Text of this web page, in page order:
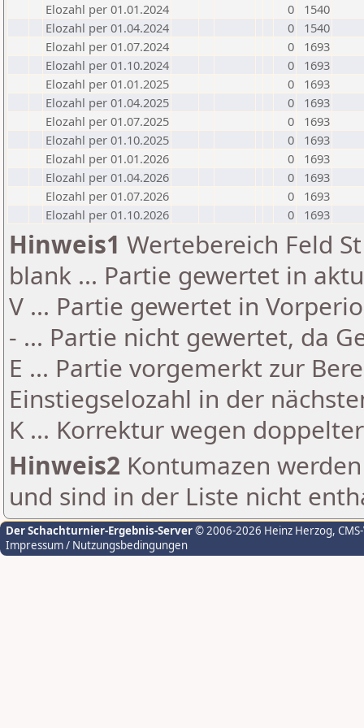
Elozahl per 01.01.2024
0
1540
Elozahl per 01.04.2024
0
1540
Elozahl per 01.07.2024
0
1693
Elozahl per 01.10.2024
0
1693
Elozahl per 01.01.2025
0
1693
Elozahl per 01.04.2025
0
1693
Elozahl per 01.07.2025
0
1693
Elozahl per 01.10.2025
0
1693
Elozahl per 01.01.2026
0
1693
Elozahl per 01.04.2026
0
1693
Elozahl per 01.07.2026
0
1693
Elozahl per 01.10.2026
0 1693
Hinweis1 Wertebereich Feld
blank ... Partie gewertet in
V ... Partie gewertet in
- ... Partie nicht gewertet, da
E ... Partie vorgemerkt zur
Einstiegselozahl in der
K ... Korrektur wegen
Hinweis2 Kontumazen
und sind in der Liste nicht
Der Schachturnier-Ergebnis-Server© 2006-2026 Heinz Herzog,
Impressum / Nutzungsbedingungen